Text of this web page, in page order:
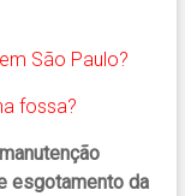
São Paulo?
fossa?
esgotamento da